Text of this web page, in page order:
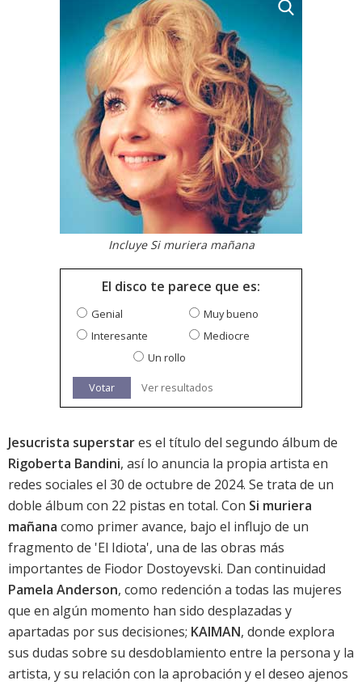
Incluye Si muriera mañana
El disco te parece que es:
Genial
Muy bueno
Interesante
Mediocre
Un rollo
Votar Ver resultados
Jesucrista superstares el título del segundo álbum de
Rigoberta Bandini, así lo anuncia la propia artista en
redes sociales el 30 de octubre de 2024. Se trata de un
doble álbum con 22 pistas en total. Con Si muriera
mañana como primer avance, bajo el influjo de un
fragmento de 'El Idiota', una de las obras más
importantes de Fiodor Dostoyevski. Dan continuidad
Pamela Anderson, como redención a todas las mujeres
que en algún momento han sido desplazadas y
apartadas por sus decisiones; KAIMAN, donde explora
sus dudas sobre su desdoblamiento entre la persona y la
artista, y su relación con la aprobación y el deseo ajenos